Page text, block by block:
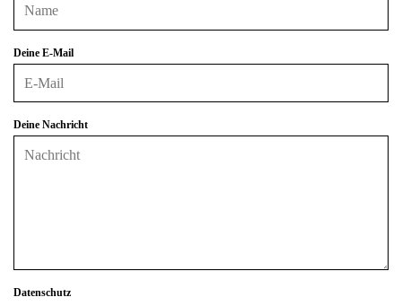
Deine E-Mail
Deine Nachricht
Datenschutz